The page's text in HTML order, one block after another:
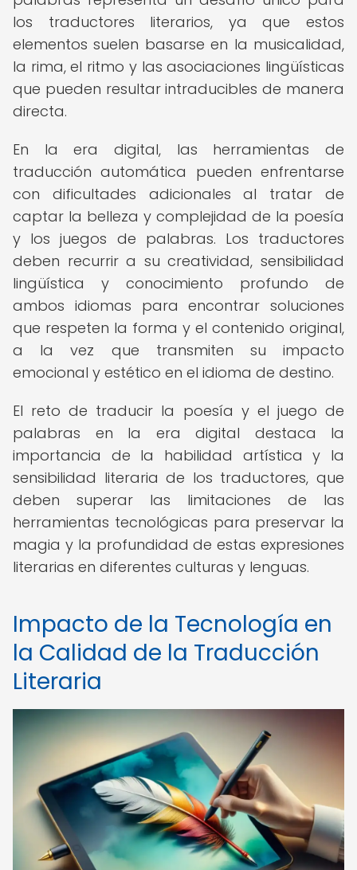
los traductores literarios, ya que estos
elementos suelen basarse en la musicalidad,
la rima, el ritmo y las asociaciones lingüísticas
que pueden resultar intraducibles de manera
directa.
En la era digital, las herramientas de
traducción automática pueden enfrentarse
con dificultades adicionales al tratar de
captar la belleza y complejidad de la poesía
y los juegos de palabras. Los traductores
deben recurrir a su creatividad, sensibilidad
lingüística y conocimiento profundo de
ambos idiomas para encontrar soluciones
que respeten la forma y el contenido original,
a la vez que transmiten su impacto
emocional y estético en el idioma de destino.
El reto de traducir la poesía y el juego de
palabras en la era digital destaca la
importancia de la habilidad artística y la
sensibilidad literaria de los traductores, que
deben superar las limitaciones de las
herramientas tecnológicas para preservar la
magia y la profundidad de estas expresiones
literarias en diferentes culturas y lenguas.
Impacto de la Tecnología en
la Calidad de la Traducción
Literaria